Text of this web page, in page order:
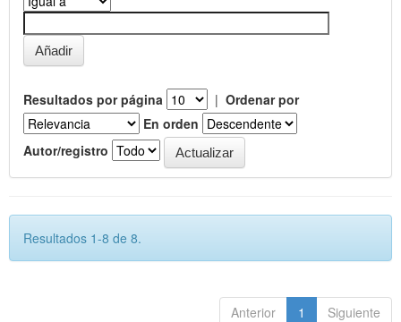
Resultados por página | Ordenar por
En orden
Autor/registro
Resultados 1-8 de 8.
Anterior 1 Siguiente